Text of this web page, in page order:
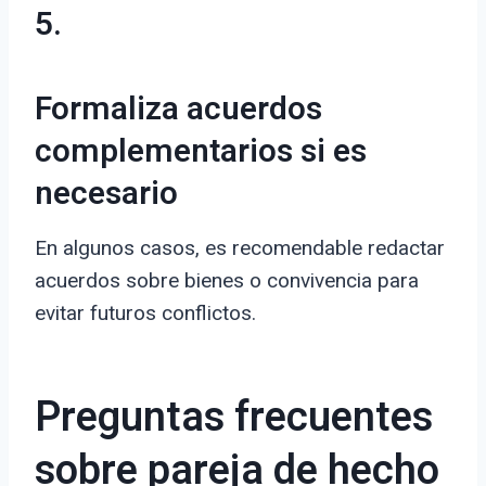
5.
Formaliza acuerdos
complementarios si es
necesario
En algunos casos, es recomendable redactar
acuerdos sobre bienes o convivencia para
evitar futuros conflictos.
Preguntas frecuentes
sobre pareja de hecho